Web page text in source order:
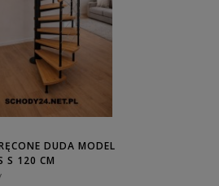
DUDA MODEL
S 120 CM